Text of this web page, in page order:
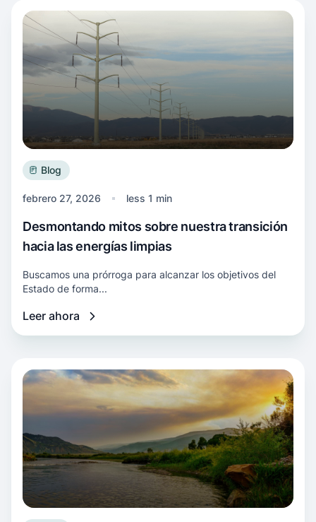
Blog
febrero 27, 2026 less 1 min
Desmontando mitos sobre nuestra transición
hacia las energías limpias
Buscamos una prórroga para alcanzar los objetivos del
Estado de forma...
Leer ahora
Más información Desmontando mitos sobre
Más información No hay acuerdo: ignorar la